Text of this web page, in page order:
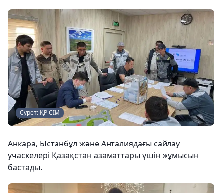
Сурет: ҚР СІМ
Анкара, Ыстанбұл және Анталиядағы сайлау
учаскелері Қазақстан азаматтары үшін жұмысын
бастады.